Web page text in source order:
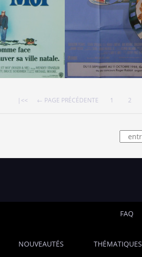
|<< ← PAGE PRÉCÉDENTE 1 2
FAQ
NOUVEAUTÉS THÉMATIQUES